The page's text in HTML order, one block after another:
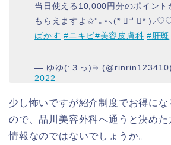
当日使える10,000円分のポイント
もらえますよ✩°｡⋆⸜(* ॑꒳ ॑*
ばかす #ニキビ#美容皮膚科 #肝斑
— ゆゆ(:３っ)∋
2022
少し怖いですが紹介制度でお得に
ので、品川美容外科へ通うと決め
情報なのではないでしょうか。